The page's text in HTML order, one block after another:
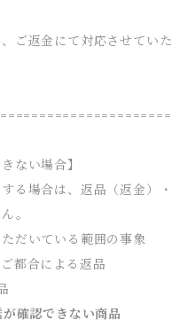
ご返金にて対応させていた
ない場合】
る場合は、返品（返金）・
。
だいている範囲の事象
都合による返品
確認できない商品